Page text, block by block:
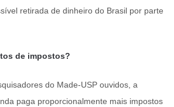
retirada de dinheiro do Brasil por parte
de impostos?
do Made-USP ouvidos, a
paga proporcionalmente mais impostos